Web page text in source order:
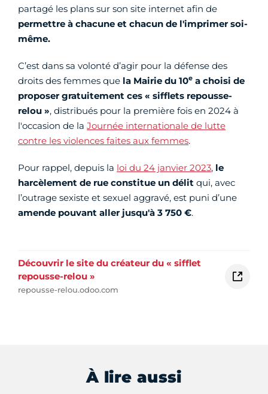
partagé les plans sur son site internet afin de
permettre à chacune et chacun de l'imprimer soi-
même.
C’est dans sa volonté d’agir pour la défense des
droits des femmes que la Mairie du 10e a choisi de
proposer gratuitement ces « sifflets repousse-
relou », distribués pour la première fois en 2024 à
l'occasion de la Journée internationale de lutte
contre les violences faites aux femmes.
Pour rappel, depuis la loi du 24 janvier 2023, le
harcèlement de rue constitue un délit qui, avec
l’outrage sexiste et sexuel aggravé, est puni d’une
amende pouvant aller jusqu'à 3 750 €.
Découvrir le site du créateur du « sifflet
repousse-relou »
repousse-relou.odoo.com
À lire aussi